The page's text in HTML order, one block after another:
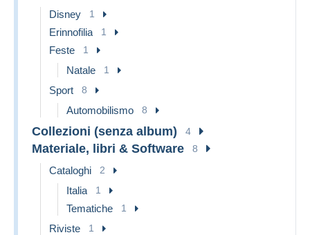
Disney 1
Erinnofilia 1
Feste 1
Natale 1
Sport 8
Automobilismo 8
Collezioni (senza album) 4
Materiale, libri & Software 8
Cataloghi 2
Italia 1
Tematiche 1
Riviste 1